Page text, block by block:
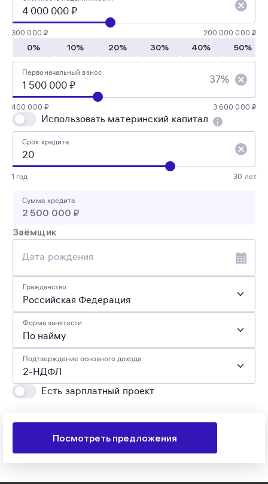
300 000 ₽ 200 000 000 ₽
0% 10% 20% 30% 40% 50%
37%
Первоначальный взнос
400 000 ₽ 3 600 000 ₽
Использовать материнский капитал
Срок кредита
1 год 30 лет
Сумма кредита
2 500 000 ₽
Заёмщик
Дата рождения
Гражданство
Российская Федерация
Форма занятости
По найму
Подтверждение основного дохода
2-НДФЛ
Есть зарплатный проект
Посмотреть предложения